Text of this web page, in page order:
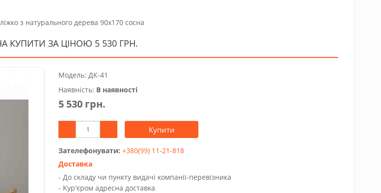
з натурального дерева 90х170 сосна
КУПИТИ ЗА ЦІНОЮ 5 530 ГРН.
Модель: ДК-41
Наявність: В наявності
5 530 грн.
Купити
Зателефонувати: +380(99) 11-21-818
Доставка
- До складу чи пункту видачі компанії-перевізника
- Kур'єром адресна доставка